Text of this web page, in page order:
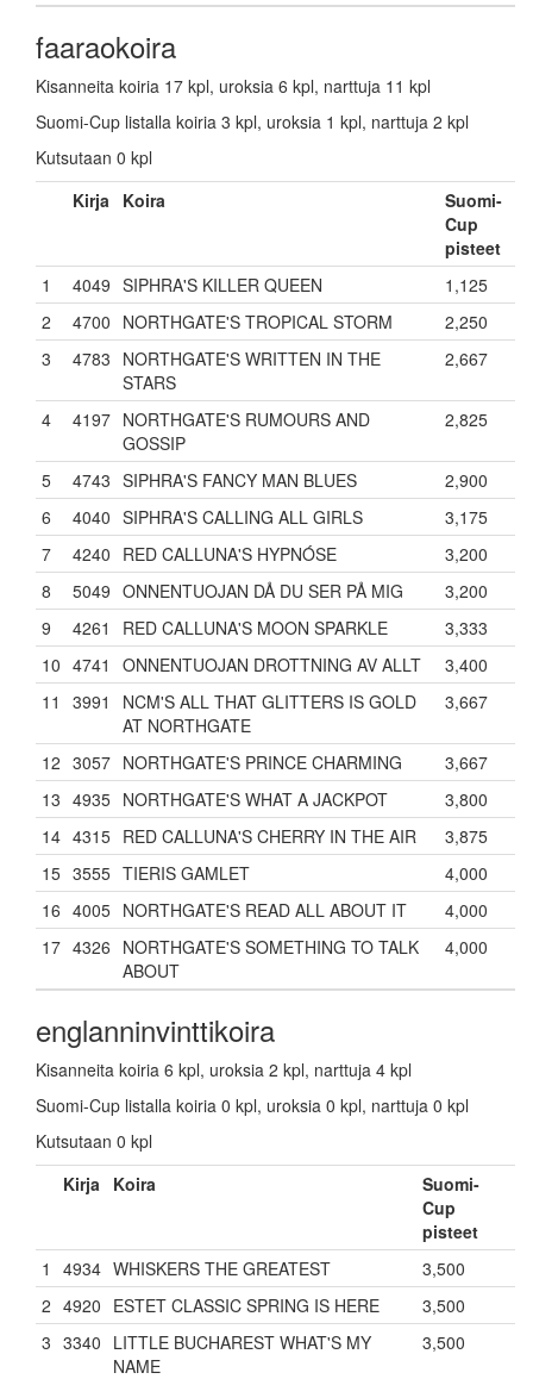
faaraokoira
Kisanneita koiria 17 kpl, uroksia 6 kpl, narttuja 11 kpl
Suomi-Cup listalla koiria 3 kpl, uroksia 1 kpl, narttuja 2 kpl
Kutsutaan 0 kpl
Kirja Koira
Suomi-
Cup
pisteet
1
4049 SIPHRA'S KILLER QUEEN
1,125
2
4700 NORTHGATE'S TROPICAL STORM
2,250
3
4783 NORTHGATE'S WRITTEN IN THE
STARS
2,667
4 4197 NORTHGATE'S RUMOURS AND
GOSSIP
2,825
5 4743 SIPHRA'S FANCY MAN BLUES
2,900
6
4040 SIPHRA'S CALLING ALL GIRLS
3,175
7
4240 RED CALLUNA'S HYPNÓSE
3,200
8
5049 ONNENTUOJAN DÅ DU SER PÅ MIG
3,200
9
4261 RED CALLUNA'S MOON SPARKLE
3,333
10 4741 ONNENTUOJAN DROTTNING AV ALLT
3,400
11
3991
NCM'S ALL THAT GLITTERS IS GOLD
AT NORTHGATE
3,667
12 3057 NORTHGATE'S PRINCE CHARMING
3,667
13 4935 NORTHGATE'S WHAT A JACKPOT
3,800
14 4315 RED CALLUNA'S CHERRY IN THE AIR
3,875
15 3555 TIERIS GAMLET
4,000
16 4005 NORTHGATE'S READ ALL ABOUT IT
4,000
17 4326 NORTHGATE'S SOMETHING TO TALK
ABOUT
4,000
englanninvinttikoira
Kisanneita koiria 6 kpl, uroksia 2 kpl, narttuja 4 kpl
Suomi-Cup listalla koiria 0 kpl, uroksia 0 kpl, narttuja 0 kpl
Kutsutaan 0 kpl
Kirja Koira
Suomi-
Cup
pisteet
1
4934 WHISKERS THE GREATEST
3,500
2 4920 ESTET CLASSIC SPRING IS HERE
3,500
3 3340 LITTLE BUCHAREST WHAT'S MY
NAME
3,500